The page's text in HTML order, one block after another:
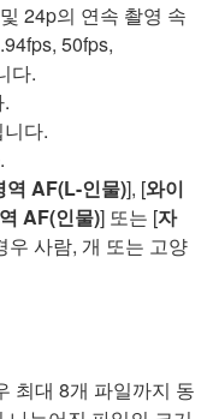
24p의 연속 촬영 속
50fps,
다.
다.
역 AF(L-인물)], [와이
AF(인물)] 또는 [자
우 사람, 개 또는 고양
최대 8개 파일까지 동